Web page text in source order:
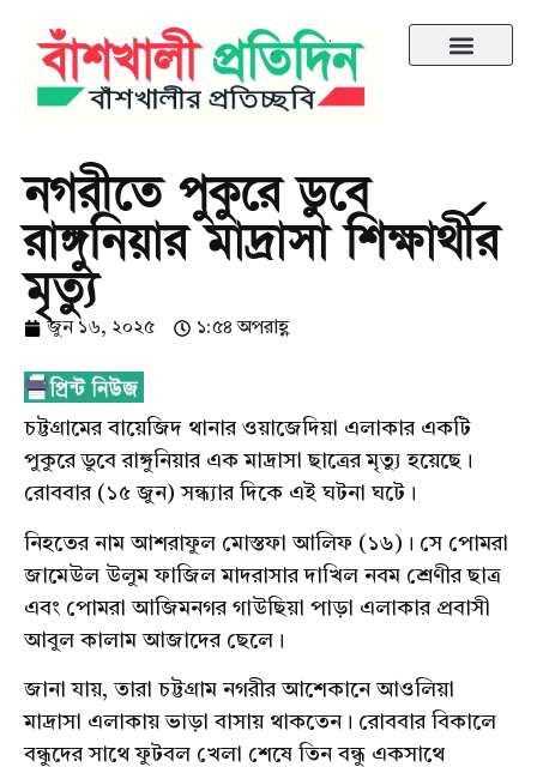
নগরীতে পুকুরে ডুবে
রাঙ্গুনিয়ার মাদ্রাসা শিক্ষার্থীর
মৃত্যু
জুন ১৬, ২০২৫ ১:৫৪ অপরাহ্ণ
চট্টগ্রামের বায়েজিদ থানার ওয়াজেদিয়া এলাকার একটি
পুকুরে ডুবে রাঙ্গুনিয়ার এক মাদ্রাসা ছাত্রের মৃত্যু হয়েছে।
রোববার (১৫ জুন) সন্ধ্যার দিকে এই ঘটনা ঘটে।
নিহতের নাম আশরাফুল মোস্তফা আলিফ (১৬)। সে পোমরা
জামেউল উলুম ফাজিল মাদরাসার দাখিল নবম শ্রেণীর ছাত্র
এবং পোমরা আজিমনগর গাউছিয়া পাড়া এলাকার প্রবাসী
আবুল কালাম আজাদের ছেলে।
জানা যায়, তারা চট্টগ্রাম নগরীর আশেকানে আওলিয়া
মাদ্রাসা এলাকায় ভাড়া বাসায় থাকতেন। রোববার বিকালে
বন্ধুদের সাথে ফুটবল খেলা শেষে তিন বন্ধু একসাথে